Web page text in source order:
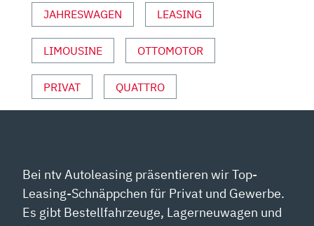
ANZEIGEN
JAHRESWAGEN LEASING
LIMOUSINE OTTOMOTOR
PRIVAT QUATTRO
Bei ntv Autoleasing präsentieren wir Top-
Leasing-Schnäppchen für Privat und Gewerbe.
Es gibt Bestellfahrzeuge, Lagerneuwagen und